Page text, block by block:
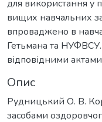
для використання у
вищих навчальних
впроваджено в
Гетьмана та
відповідними
Опис
Рудницький О. В.
засобами